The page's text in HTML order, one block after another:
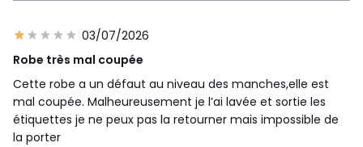
03/07/2026
Robe très mal coupée
Cette robe a un défaut au niveau des manches,elle est
mal coupée. Malheureusement je l’ai lavée et sortie les
étiquettes je ne peux pas la retourner mais impossible de
la porter